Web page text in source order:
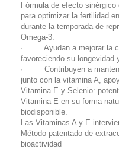
Fórmula de efecto
para optimizar la fertilidad
durante la temporada de
Omega-3:
· Ayudan a mejorar la
favoreciendo su longevidad
· Contribuyen a
junto con la vitamina A,
Vitamina E y Selenio:
Vitamina E en su forma
biodisponible.
Las Vitaminas A y E
Método patentado de
bioactividad